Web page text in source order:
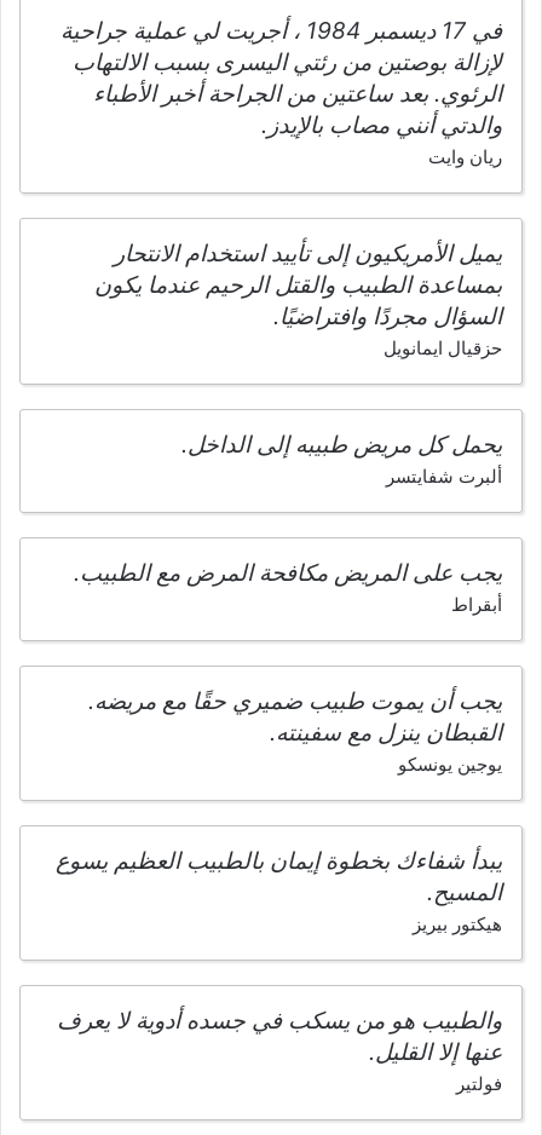
في 17 ديسمبر 1984 ، أجريت لي عملية جراحية
لإزالة بوصتين من رئتي اليسرى بسبب الالتهاب
الرئوي. بعد ساعتين من الجراحة أخبر الأطباء
والدتي أنني مصاب بالإيدز.
ريان وايت
يميل الأمريكيون إلى تأييد استخدام الانتحار
بمساعدة الطبيب والقتل الرحيم عندما يكون
السؤال مجردًا وافتراضيًا.
حزقيال ايمانويل
يحمل كل مريض طبيبه إلى الداخل.
ألبرت شفايتسر
يجب على المريض مكافحة المرض مع الطبيب.
أبقراط
يجب أن يموت طبيب ضميري حقًا مع مريضه.
القبطان ينزل مع سفينته.
يوجين يونسكو
يبدأ شفاءك بخطوة إيمان بالطبيب العظيم يسوع
المسيح.
هيكتور بيريز
والطبيب هو من يسكب في جسده أدوية لا يعرف
عنها إلا القليل.
فولتير